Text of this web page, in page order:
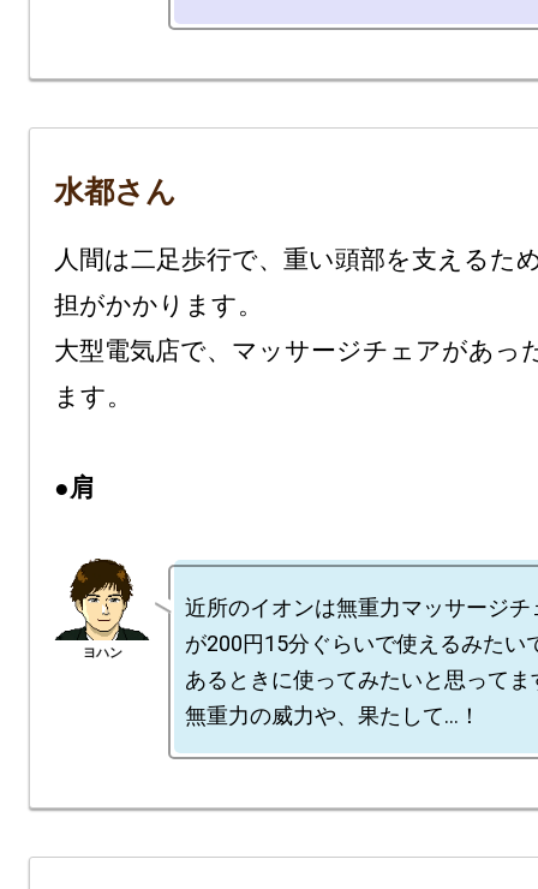
水都さん
人間は二足歩行で、重い頭部を支えるた
担がかかります。
大型電気店で、マッサージチェアがあっ
ます。
●肩
近所のイオンは無重力マッサージチ
が200円15分ぐらいで使えるみたい
あるときに使ってみたいと思ってま